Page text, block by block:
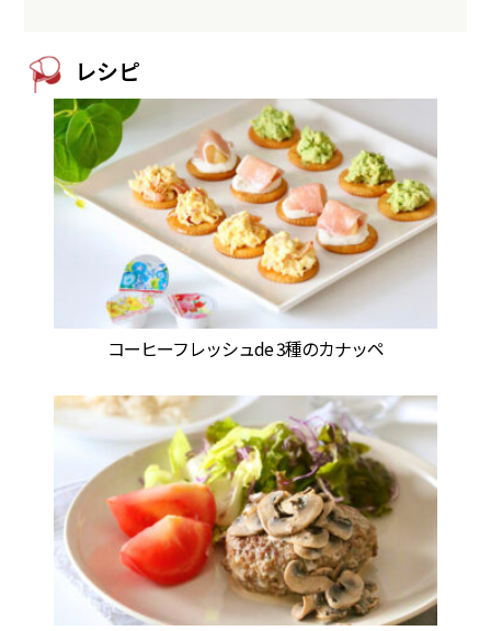
レシピ
コーヒーフレッシュde 3種のカナッペ